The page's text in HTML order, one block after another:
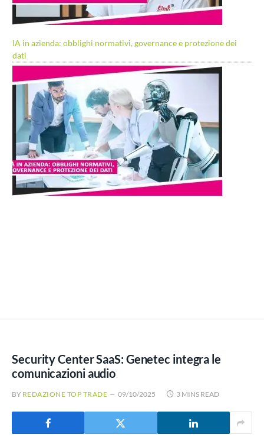
IA in azienda: obblighi normativi, governance e protezione dei
dati
Security Center SaaS: Genetec integra le
comunicazioni audio
BY REDAZIONE TOP TRADE 09/10/2025 3 MINS READ